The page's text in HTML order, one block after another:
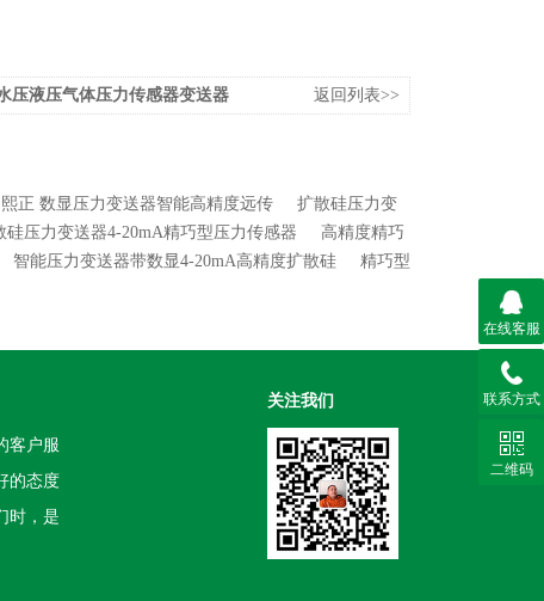
压液压气体压力传感器变送器 返回列表>>
熙正 数显压力变送器智能高精度远传
扩散硅压力变
硅压力变送器4-20mA精巧型压力传感器
高精度精巧
智能压力变送器带数显4-20mA高精度扩散硅
精巧型
客户服
的态度
时，是
关注我们
在线客服
联系方式
二维码